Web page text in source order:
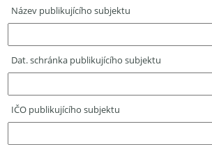
Název publikujícího subjektu
Dat. schránka publikujícího subjektu
IČO publikujícího subjektu